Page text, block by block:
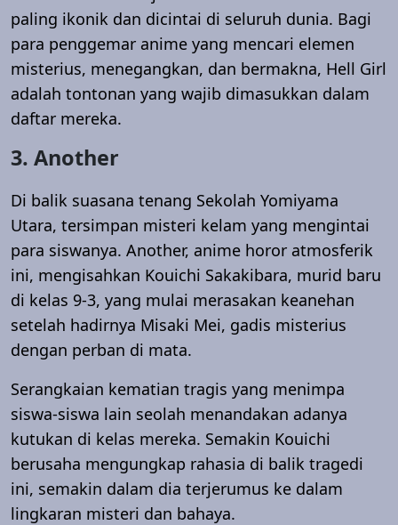
paling ikonik dan dicintai di seluruh dunia. Bagi
para penggemar anime yang mencari elemen
misterius, menegangkan, dan bermakna, Hell Girl
adalah tontonan yang wajib dimasukkan dalam
daftar mereka.
3. Another
Di balik suasana tenang Sekolah Yomiyama
Utara, tersimpan misteri kelam yang mengintai
para siswanya. Another, anime horor atmosferik
ini, mengisahkan Kouichi Sakakibara, murid baru
di kelas 9-3, yang mulai merasakan keanehan
setelah hadirnya Misaki Mei, gadis misterius
dengan perban di mata.
Serangkaian kematian tragis yang menimpa
siswa-siswa lain seolah menandakan adanya
kutukan di kelas mereka. Semakin Kouichi
berusaha mengungkap rahasia di balik tragedi
ini, semakin dalam dia terjerumus ke dalam
lingkaran misteri dan bahaya.